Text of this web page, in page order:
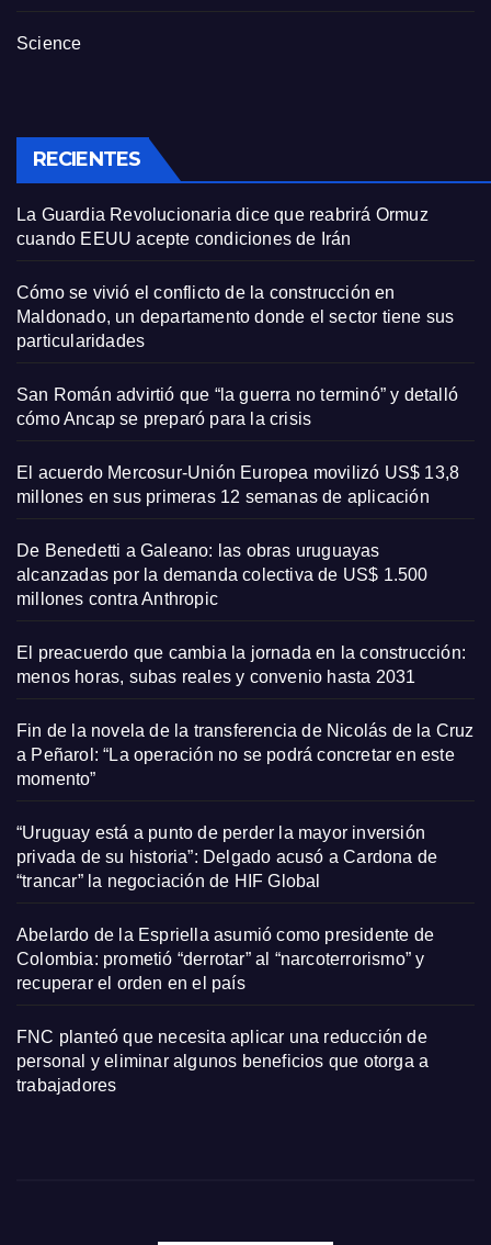
Science
RECIENTES
La Guardia Revolucionaria dice que reabrirá Ormuz
cuando EEUU acepte condiciones de Irán
Cómo se vivió el conflicto de la construcción en
Maldonado, un departamento donde el sector tiene sus
particularidades
San Román advirtió que “la guerra no terminó” y detalló
cómo Ancap se preparó para la crisis
El acuerdo Mercosur-Unión Europea movilizó US$ 13,8
millones en sus primeras 12 semanas de aplicación
De Benedetti a Galeano: las obras uruguayas
alcanzadas por la demanda colectiva de US$ 1.500
millones contra Anthropic
El preacuerdo que cambia la jornada en la construcción:
menos horas, subas reales y convenio hasta 2031
Fin de la novela de la transferencia de Nicolás de la Cruz
a Peñarol: “La operación no se podrá concretar en este
momento”
“Uruguay está a punto de perder la mayor inversión
privada de su historia”: Delgado acusó a Cardona de
“trancar” la negociación de HIF Global
Abelardo de la Espriella asumió como presidente de
Colombia: prometió “derrotar” al “narcoterrorismo” y
recuperar el orden en el país
FNC planteó que necesita aplicar una reducción de
personal y eliminar algunos beneficios que otorga a
trabajadores